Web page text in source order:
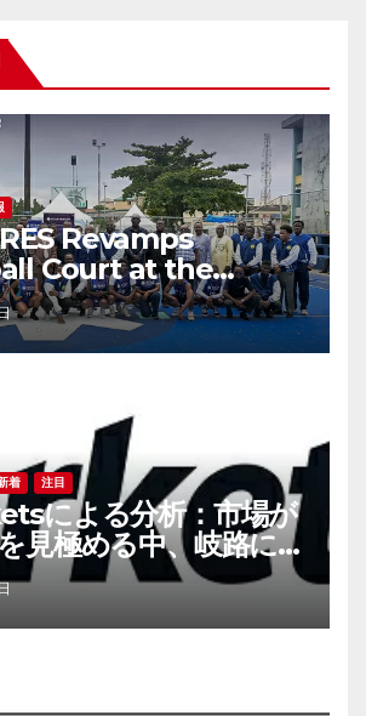
Revamps
Court at the
of Lagos for Future
Professionals
着 注目
による分析：市場が
見極める中、岐路に立